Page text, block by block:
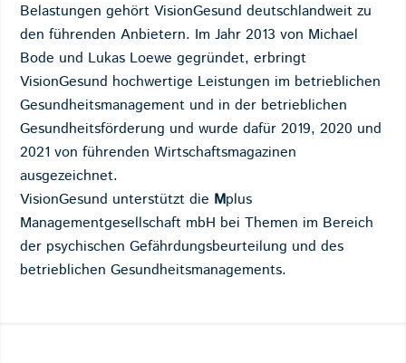
Belastungen gehört VisionGesund deutschlandweit zu
den führenden Anbietern. Im Jahr 2013 von Michael
Bode und Lukas Loewe gegründet, erbringt
VisionGesund hochwertige Leistungen im betrieblichen
Gesundheitsmanagement und in der betrieblichen
Gesundheitsförderung und wurde dafür 2019, 2020 und
2021 von führenden Wirtschaftsmagazinen
ausgezeichnet.
VisionGesund unterstützt die Mplus
Managementgesellschaft mbH bei Themen im Bereich
der psychischen Gefährdungsbeurteilung und des
betrieblichen Gesundheitsmanagements.